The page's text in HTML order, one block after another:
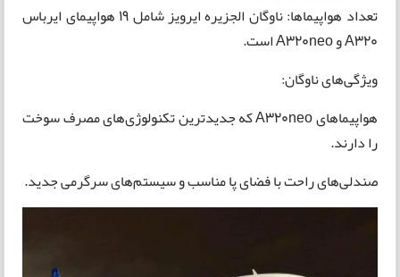
تعداد هواپیماها: ناوگان الجزیره ایرویز شامل 19 هواپیمای ایرباس
A320 و A320neo است.
ویژگی‌های ناوگان:
هواپیماهای A320neo که جدیدترین تکنولوژی‌های مصرف سوخت
را دارند.
صندلی‌های راحت با فضای پا مناسب و سیستم‌های سرگرمی جدید.